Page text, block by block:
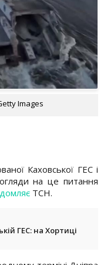
Images
Каховської ГЕС і
на це питання
ТСН.
ГЕС: на Хортиці